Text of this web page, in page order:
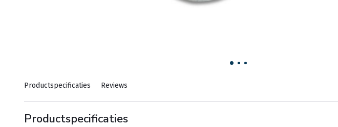
Productspecificaties Reviews
Productspecificaties